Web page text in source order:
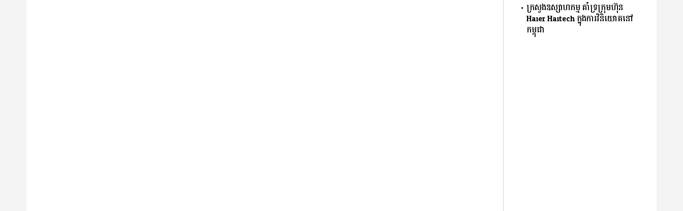
ក្រសួងឧស្សាហកម្ម គាំទ្រក្រុមហ៊ុន
Haier Haitech ក្នុងការវិនិយោគនៅ
កម្ពុជា